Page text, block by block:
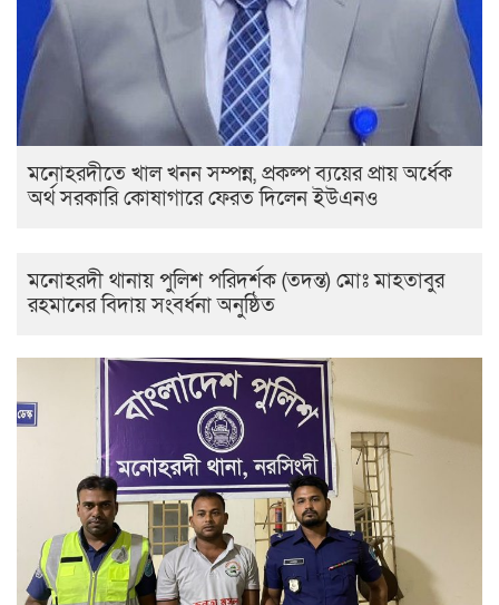
মনোহরদীতে খাল খনন সম্পন্ন, প্রকল্প ব্যয়ের প্রায় অর্ধেক
অর্থ সরকারি কোষাগারে ফেরত দিলেন ইউএনও
মনোহরদী থানায় পুলিশ পরিদর্শক (তদন্ত) মোঃ মাহতাবুর
রহমানের বিদায় সংবর্ধনা অনুষ্ঠিত